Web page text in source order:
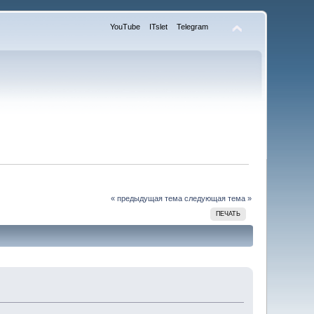
YouTube ITslet Telegram
« предыдущая тема следующая тема »
ПЕЧАТЬ